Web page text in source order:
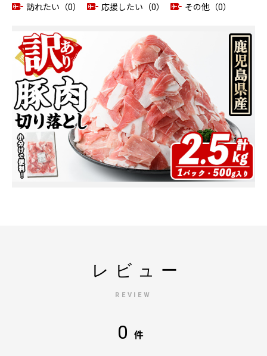
訪れたい（0）
応援したい（0） その他（0）
レビュー
REVIEW
0 件